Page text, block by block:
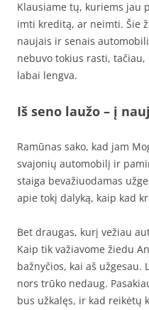
Klausiame tų, kuriems jau
imti kreditą, ar neimti. Šie
naujais ir senais
nebuvo tokius rasti,
labai lengva.
Iš seno laužo – į
Ramūnas sako, kad jam
svajonių automobilį ir
staiga bevažiuodamas
apie tokį dalyką, kaip kad
Bet draugas, kurį vežiau
Kaip tik važiavome žiedu
bažnyčios, kai aš užgesau.
nors trūko nedaug.
bus užkalęs, ir kad reikėtų